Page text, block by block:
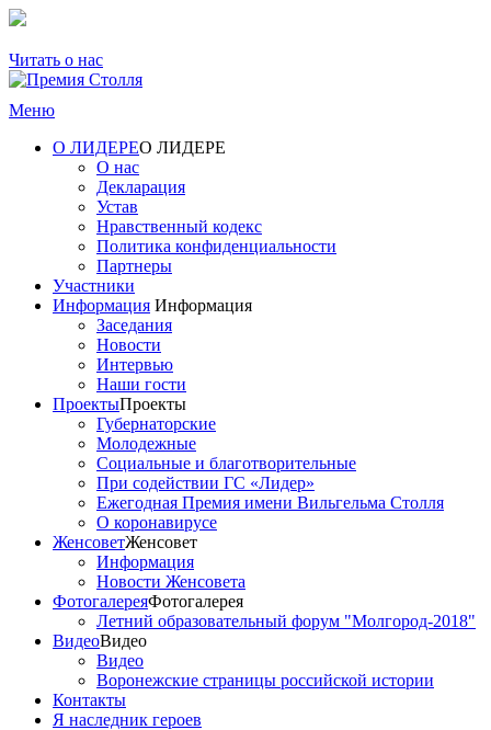
Читать о нас
Меню
О ЛИДЕРЕО ЛИДЕРЕ
О нас
Декларация
Устав
Нравственный кодекс
Политика конфиденциальности
Партнеры
Участники
Информация Информация
Заседания
Новости
Интервью
Наши гости
ПроектыПроекты
Губернаторские
Молодежные
Социальные и благотворительные
При содействии ГС «Лидер»
Ежегодная Премия имени Вильгельма Столля
О коронавирусе
ЖенсоветЖенсовет
Информация
Новости Женсовета
ФотогалереяФотогалерея
Летний образовательный форум "Молгород-2018"
ВидеоВидео
Видео
Воронежские страницы российской истории
Контакты
Я наследник героев